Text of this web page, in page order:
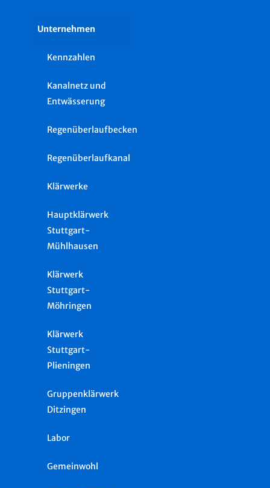
Unternehmen
Kennzahlen
Kanalnetz und
Entwässerung
Regenüberlaufbecken
Regenüberlaufkanal
Klärwerke
Hauptklärwerk
Stuttgart-
Mühlhausen
Klärwerk
Stuttgart-
Möhringen
Klärwerk
Stuttgart-
Plieningen
Gruppenklärwerk
Ditzingen
Labor
Gemeinwohl